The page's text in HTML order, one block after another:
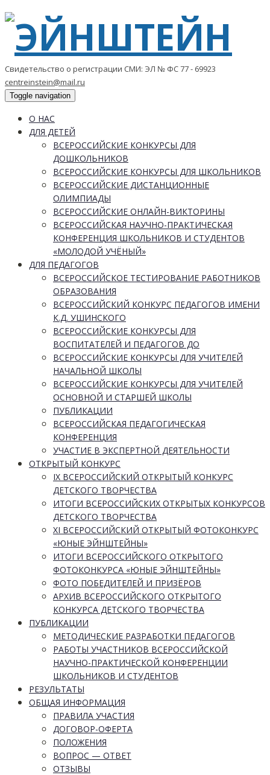
Свидетельство о регистрации СМИ: ЭЛ № ФС 77 - 69923
centreinstein@mail.ru
Toggle navigation
О НАС
ДЛЯ ДЕТЕЙ
ВСЕРОССИЙСКИЕ КОНКУРСЫ ДЛЯ
ДОШКОЛЬНИКОВ
ВСЕРОССИЙСКИЕ КОНКУРСЫ ДЛЯ ШКОЛЬНИКОВ
ВСЕРОССИЙСКИЕ ДИСТАНЦИОННЫЕ
ОЛИМПИАДЫ
ВСЕРОССИЙСКИЕ ОНЛАЙН-ВИКТОРИНЫ
ВСЕРОССИЙСКАЯ НАУЧНО-ПРАКТИЧЕСКАЯ
КОНФЕРЕНЦИЯ ШКОЛЬНИКОВ И СТУДЕНТОВ
«МОЛОДОЙ УЧЁНЫЙ»
ДЛЯ ПЕДАГОГОВ
ВСЕРОССИЙСКОЕ ТЕСТИРОВАНИЕ РАБОТНИКОВ
ОБРАЗОВАНИЯ
ВСЕРОССИЙСКИЙ КОНКУРС ПЕДАГОГОВ ИМЕНИ
К.Д. УШИНСКОГО
ВСЕРОССИЙСКИЕ КОНКУРСЫ ДЛЯ
ВОСПИТАТЕЛЕЙ И ПЕДАГОГОВ ДО
ВСЕРОССИЙСКИЕ КОНКУРСЫ ДЛЯ УЧИТЕЛЕЙ
НАЧАЛЬНОЙ ШКОЛЫ
ВСЕРОССИЙСКИЕ КОНКУРСЫ ДЛЯ УЧИТЕЛЕЙ
ОСНОВНОЙ И СТАРШЕЙ ШКОЛЫ
ПУБЛИКАЦИИ
ВСЕРОССИЙСКАЯ ПЕДАГОГИЧЕСКАЯ
КОНФЕРЕНЦИЯ
УЧАСТИЕ В ЭКСПЕРТНОЙ ДЕЯТЕЛЬНОСТИ
ОТКРЫТЫЙ КОНКУРС
IX ВСЕРОССИЙСКИЙ ОТКРЫТЫЙ КОНКУРС
ДЕТСКОГО ТВОРЧЕСТВА
ИТОГИ ВСЕРОССИЙСКИХ ОТКРЫТЫХ КОНКУРСОВ
ДЕТСКОГО ТВОРЧЕСТВА
XI ВСЕРОССИЙСКИЙ ОТКРЫТЫЙ ФОТОКОНКУРС
«ЮНЫЕ ЭЙНШТЕЙНЫ»
ИТОГИ ВСЕРОССИЙСКОГО ОТКРЫТОГО
ФОТОКОНКУРСА «ЮНЫЕ ЭЙНШТЕЙНЫ»
ФОТО ПОБЕДИТЕЛЕЙ И ПРИЗЁРОВ
АРХИВ ВСЕРОССИЙСКОГО ОТКРЫТОГО
КОНКУРСА ДЕТСКОГО ТВОРЧЕСТВА
ПУБЛИКАЦИИ
МЕТОДИЧЕСКИЕ РАЗРАБОТКИ ПЕДАГОГОВ
РАБОТЫ УЧАСТНИКОВ ВСЕРОССИЙСКОЙ
НАУЧНО-ПРАКТИЧЕСКОЙ КОНФЕРЕНЦИИ
ШКОЛЬНИКОВ И СТУДЕНТОВ
РЕЗУЛЬТАТЫ
ОБЩАЯ ИНФОРМАЦИЯ
ПРАВИЛА УЧАСТИЯ
ДОГОВОР-ОФЕРТА
ПОЛОЖЕНИЯ
ВОПРОС — ОТВЕТ
ОТЗЫВЫ